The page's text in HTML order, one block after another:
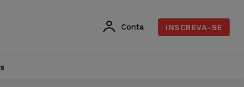
Conta INSCREVA-SE